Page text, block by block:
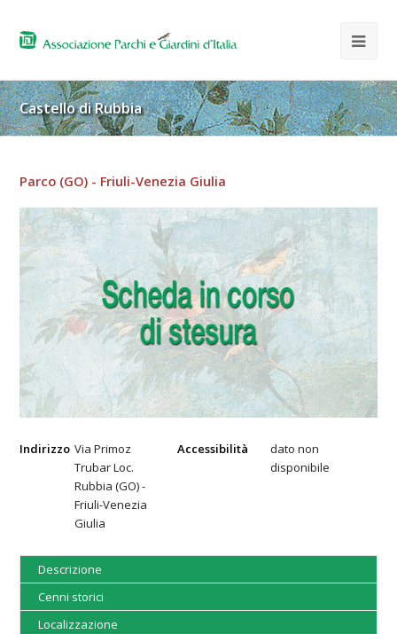
Castello di Rubbia
Parco (GO) - Friuli-Venezia Giulia
Indirizzo Via Primoz
Trubar Loc.
Rubbia (GO) -
Friuli-Venezia
Giulia
Accessibilità
dato non
disponibile
Descrizione
Cenni storici
Localizzazione